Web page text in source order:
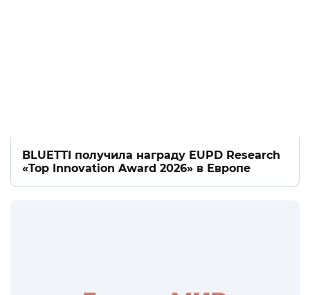
BLUETTI получила награду EUPD Research
«Top Innovation Award 2026» в Европе